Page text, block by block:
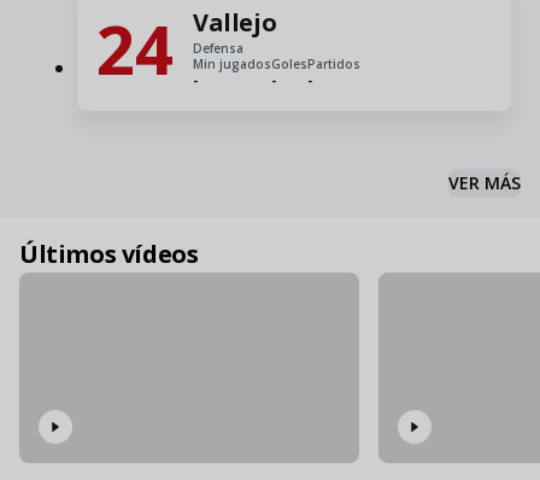
24 Vallejo
Defensa
Min jugados
-
Goles
-
Partidos
-
VER MÁS
Últimos vídeos